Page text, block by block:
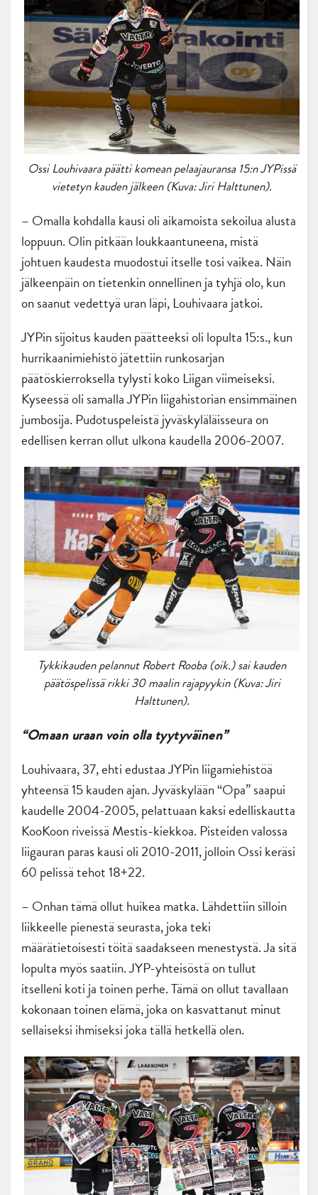
Ossi Louhivaara päätti komean pelaajauransa 15:n JYPissä
vietetyn kauden jälkeen (Kuva: Jiri Halttunen).
– Omalla kohdalla kausi oli aikamoista sekoilua alusta
loppuun. Olin pitkään loukkaantuneena, mistä
johtuen kaudesta muodostui itselle tosi vaikea. Näin
jälkeenpäin on tietenkin onnellinen ja tyhjä olo, kun
on saanut vedettyä uran läpi, Louhivaara jatkoi.
JYPin sijoitus kauden päätteeksi oli lopulta 15:s., kun
hurrikaanimiehistö jätettiin runkosarjan
päätöskierroksella tylysti koko Liigan viimeiseksi.
Kyseessä oli samalla JYPin liigahistorian ensimmäinen
jumbosija. Pudotuspeleistä jyväskyläläisseura on
edellisen kerran ollut ulkona kaudella 2006-2007.
Tykkikauden pelannut Robert Rooba (oik.) sai kauden
päätöspelissä rikki 30 maalin rajapyykin (Kuva: Jiri
Halttunen).
“Omaan uraan voin olla tyytyväinen”
Louhivaara, 37, ehti edustaa JYPin liigamiehistöä
yhteensä 15 kauden ajan. Jyväskylään “Opa” saapui
kaudelle 2004-2005, pelattuaan kaksi edelliskautta
KooKoon riveissä Mestis-kiekkoa. Pisteiden valossa
liigauran paras kausi oli 2010-2011, jolloin Ossi keräsi
60 pelissä tehot 18+22.
– Onhan tämä ollut huikea matka. Lähdettiin silloin
liikkeelle pienestä seurasta, joka teki
määrätietoisesti töitä saadakseen menestystä. Ja sitä
lopulta myös saatiin. JYP-yhteisöstä on tullut
itselleni koti ja toinen perhe. Tämä on ollut tavallaan
kokonaan toinen elämä, joka on kasvattanut minut
sellaiseksi ihmiseksi joka tällä hetkellä olen.